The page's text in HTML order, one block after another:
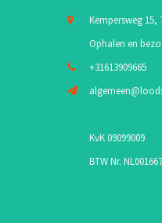
Kempersweg 15,
Ophalen en
+31613909665
KvK 09099009
BTW Nr.